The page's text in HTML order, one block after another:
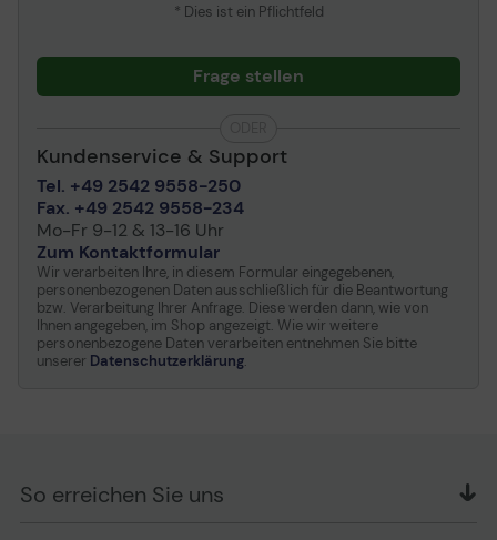
* Dies ist ein Pflichtfeld
Frage stellen
Kundenservice & Support
Tel. +49 2542 9558-250
Fax. +49 2542 9558-234
Mo-Fr 9-12 & 13-16 Uhr
Zum Kontaktformular
Wir verarbeiten Ihre, in diesem Formular eingegebenen,
personenbezogenen Daten ausschließlich für die Beantwortung
bzw. Verarbeitung Ihrer Anfrage. Diese werden dann, wie von
Ihnen angegeben, im Shop angezeigt. Wie wir weitere
personenbezogene Daten verarbeiten entnehmen Sie bitte
unserer Datenschutzerklärung.
So erreichen Sie uns